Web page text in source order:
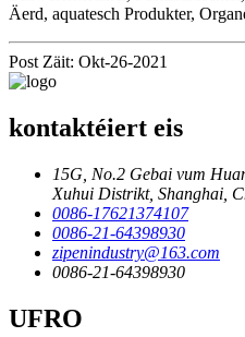
Äerd, aquatesch Produkter,
Post Zäit: Okt-26-2021
kontaktéiert eis
15G, No.2 Gebai vum
Xuhui Distrikt, Shanghai,
0086-17621374107
0086-21-64398930
zipenindustry@163.com
0086-21-64398930
UFRO